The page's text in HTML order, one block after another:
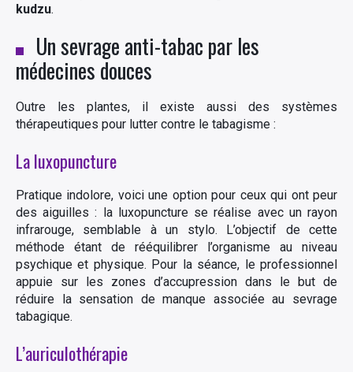
kudzu.
Un sevrage anti-tabac par les
médecines douces
Outre les plantes, il existe aussi des systèmes
thérapeutiques pour lutter contre le tabagisme :
La luxopuncture
Pratique indolore, voici une option pour ceux qui ont peur
des aiguilles : la luxopuncture se réalise avec un rayon
infrarouge, semblable à un stylo. L’objectif de cette
méthode étant de rééquilibrer l’organisme au niveau
psychique et physique. Pour la séance, le professionnel
appuie sur les zones d’accupression dans le but de
réduire la sensation de manque associée au sevrage
tabagique.
L’auriculothérapie